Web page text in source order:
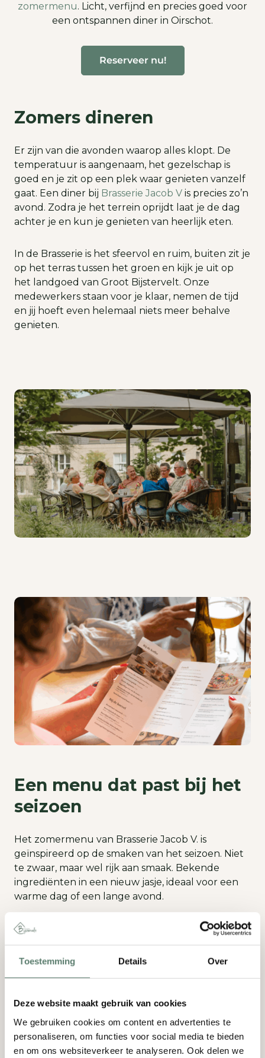
Toestemming Details Over
Deze website maakt gebruik van cookies
We gebruiken cookies om content en advertenties te
personaliseren, om functies voor social media te bieden
en om ons websiteverkeer te analyseren. Ook delen we
zomermenu. Licht, verfijnd en precies goed voor
een ontspannen diner in Oirschot.
Reserveer nu!
Zomers dineren
Er zijn van die avonden waarop alles klopt. De
temperatuur is aangenaam, het gezelschap is
goed en je zit op een plek waar genieten vanzelf
gaat. Een diner bij Brasserie Jacob V is precies zo’n
avond. Zodra je het terrein oprijdt laat je de dag
achter je en kun je genieten van heerlijk eten.
In de Brasserie is het sfeervol en ruim, buiten zit je
op het terras tussen het groen en kijk je uit op
het landgoed van Groot Bijstervelt. Onze
medewerkers staan voor je klaar, nemen de tijd
en jij hoeft even helemaal niets meer behalve
genieten.
Een menu dat past bij het
seizoen
Het zomermenu van Brasserie Jacob V. is
geïnspireerd op de smaken van het seizoen. Niet
te zwaar, maar wel rijk aan smaak. Bekende
ingrediënten in een nieuw jasje, ideaal voor een
warme dag of een lange avond.
Een paar van onze favorieten:
Oirschotse kerriesoep met groene appel en
bieslook
Roodbaars risotto
En het dessert? Tarte Tatin met vanille-ijs en
slagroom!